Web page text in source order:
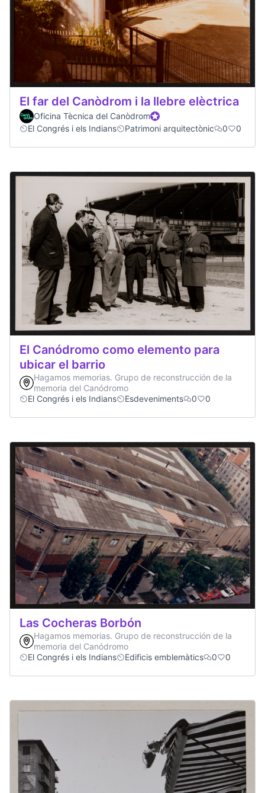
El far del Canòdrom i la llebre elèctrica
Oficina Tècnica del CanòdromParticipante oficial
El Congrés i els Indians
Patrimoni arquitectònic 0 0
El Canódromo como elemento para
ubicar el barrio
Hagamos memorias. Grupo de reconstrucción de la
memoria del Canódromo
El Congrés i els Indians
Esdeveniments 0 0
Las Cocheras Borbón
Hagamos memorias. Grupo de reconstrucción de la
memoria del Canódromo
El Congrés i els Indians
Edificis emblemàtics 0 0